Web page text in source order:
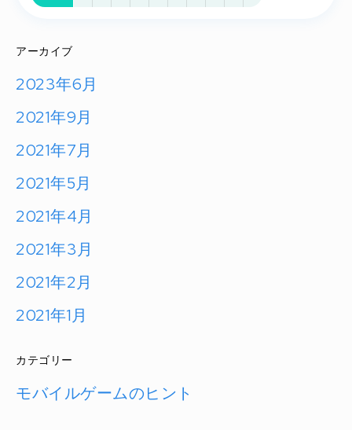
アーカイブ
2023年6月
2021年9月
2021年7月
2021年5月
2021年4月
2021年3月
2021年2月
2021年1月
カテゴリー
モバイルゲームのヒント